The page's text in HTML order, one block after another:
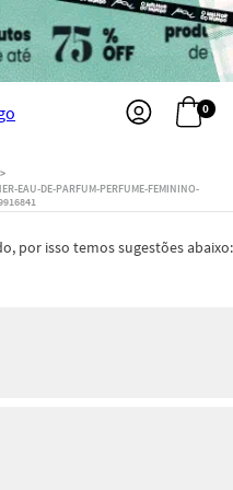
0
EAU-DE-PARFUM-PERFUME-FEMININO-
por isso temos sugestões abaixo: